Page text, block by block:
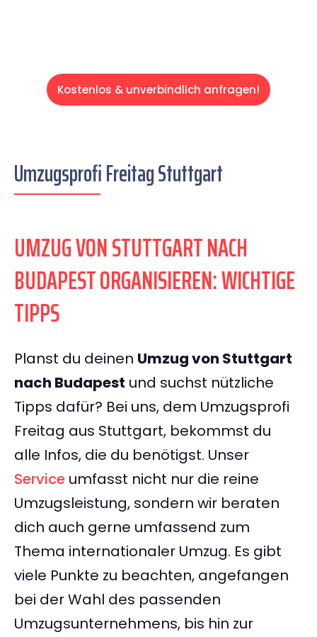
Kostenlos & unverbindlich anfragen!
Umzugsprofi Freitag Stuttgart
UMZUG VON STUTTGART NACH
BUDAPEST ORGANISIEREN: WICHTIGE
TIPPS
Planst du deinen Umzug von Stuttgart
nach Budapest und suchst nützliche
Tipps dafür? Bei uns, dem Umzugsprofi
Freitag aus Stuttgart, bekommst du
alle Infos, die du benötigst. Unser
Service umfasst nicht nur die reine
Umzugsleistung, sondern wir beraten
dich auch gerne umfassend zum
Thema internationaler Umzug. Es gibt
viele Punkte zu beachten, angefangen
bei der Wahl des passenden
Umzugsunternehmens, bis hin zur